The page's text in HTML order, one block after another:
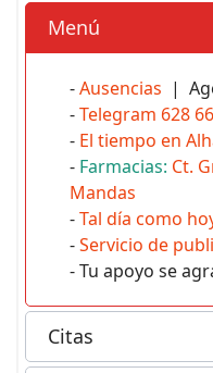
Menú
-Ausencias |
-Telegram 628
- El tiempo en
- Farmacias: Ct.
Mandas
-Tal día como
-Servicio de
- Tu apoyo se
Citas